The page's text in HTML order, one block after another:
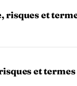
et
et termes